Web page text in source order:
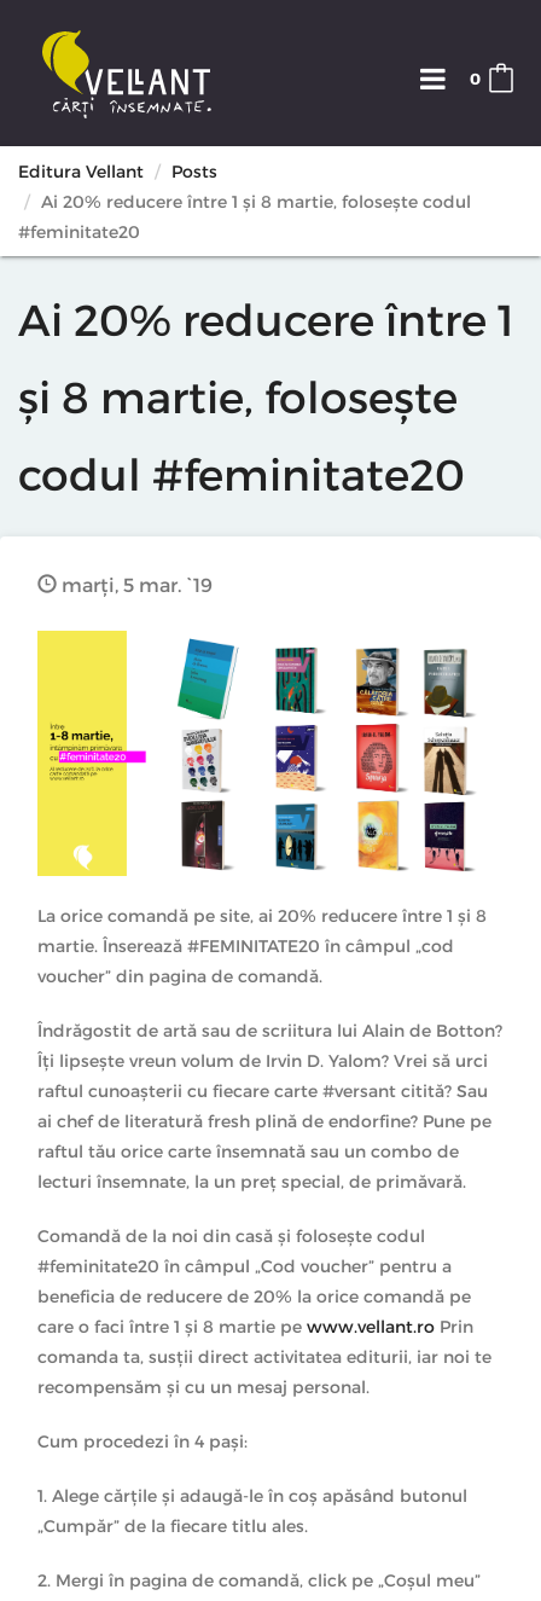
0
Editura Vellant
Posts
Ai 20% reducere între 1 și 8 martie, folosește codul
#feminitate20
Ai 20% reducere între 1
și 8 martie, folosește
codul #feminitate20
marți, 5 mar. `19
La orice comandă pe site, ai 20% reducere între 1 și 8
martie. Înserează #FEMINITATE20 în câmpul „cod
voucher” din pagina de comandă.
Îndrăgostit de artă sau de scriitura lui Alain de Botton?
Îți lipsește vreun volum de Irvin D. Yalom? Vrei să urci
raftul cunoașterii cu fiecare carte #versant citită? Sau
ai chef de literatură fresh plină de endorfine? Pune pe
raftul tău orice carte însemnată sau un combo de
lecturi însemnate, la un preț special, de primăvară.
Comandă de la noi din casă și folosește codul
#feminitate20 în câmpul „Cod voucher” pentru a
beneficia de reducere de 20% la orice comandă pe
care o faci între 1 și 8 martie pe www.vellant.ro Prin
comanda ta, susții direct activitatea editurii, iar noi te
recompensăm și cu un mesaj personal.
Cum procedezi în 4 pași:
1. Alege cărțile și adaugă-le în coș apăsând butonul
„Cumpăr” de la fiecare titlu ales.
2. Mergi în pagina de comandă, click pe „Coșul meu”